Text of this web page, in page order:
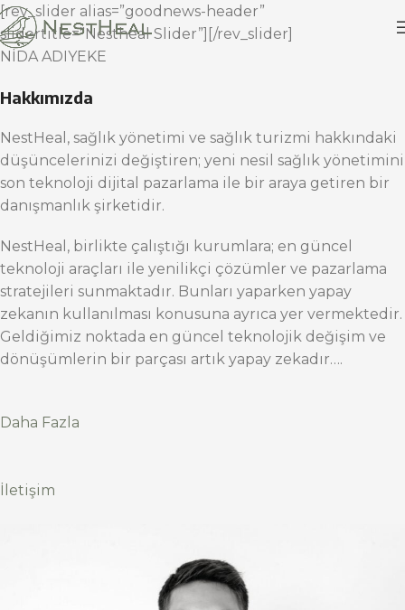
[rev_slider alias=”goodnews-header”
slidertitle=”Nestheal Slider”][/rev_slider]
NİDA ADIYEKE
Hakkımızda
NestHeal, sağlık yönetimi ve sağlık turizmi hakkındaki
düşüncelerinizi değiştiren; yeni nesil sağlık yönetimini
son teknoloji dijital pazarlama ile bir araya getiren bir
danışmanlık şirketidir.
NestHeal, birlikte çalıştığı kurumlara; en güncel
teknoloji araçları ile yenilikçi çözümler ve pazarlama
stratejileri sunmaktadır. Bunları yaparken yapay
zekanın kullanılması konusuna ayrıca yer vermektedir.
Geldiğimiz noktada en güncel teknolojik değişim ve
dönüşümlerin bir parçası artık yapay zekadır….
Daha Fazla
İletişim